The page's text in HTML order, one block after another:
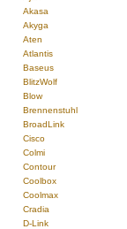
Akasa
Akyga
Aten
Atlantis
Baseus
BlitzWolf
Blow
Brennenstuhl
BroadLink
Cisco
Colmi
Contour
Coolbox
Coolmax
Cradia
D-Link